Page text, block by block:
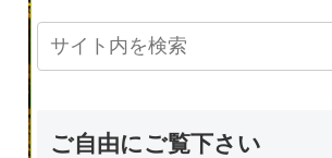
ご自由にご覧下さい